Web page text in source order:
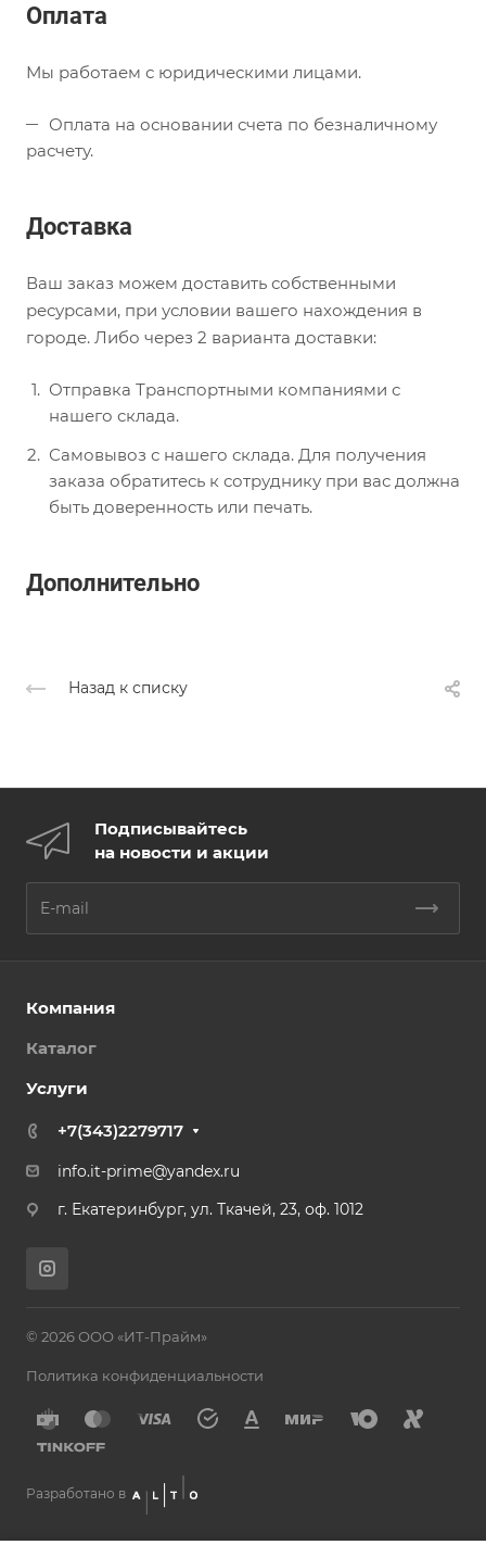
Оплата
Мы работаем с юридическими лицами.
Оплата на основании счета по безналичному
расчету.
Доставка
Ваш заказ можем доставить собственными
ресурсами, при условии вашего нахождения в
городе. Либо через 2 варианта доставки:
Отправка Транспортными компаниями с
нашего склада.
Самовывоз с нашего склада. Для получения
заказа обратитесь к сотруднику при вас должна
быть доверенность или печать.
Дополнительно
Назад к списку
Подписывайтесь
на новости и акции
Компания
Каталог
Услуги
+7(343)2279717
info.it-prime@yandex.ru
г. Екатеринбург, ул. Ткачей, 23, оф. 1012
© 2026 ООО «ИТ-Прайм»
Политика конфиденциальности
Разработано в